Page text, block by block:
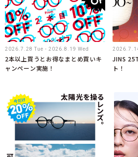
2026.7.28 Tue - 2026.8.19 Wed
2本以上買うとお得なまとめ買いキ
ャンペーン実施！
JINS
ト！